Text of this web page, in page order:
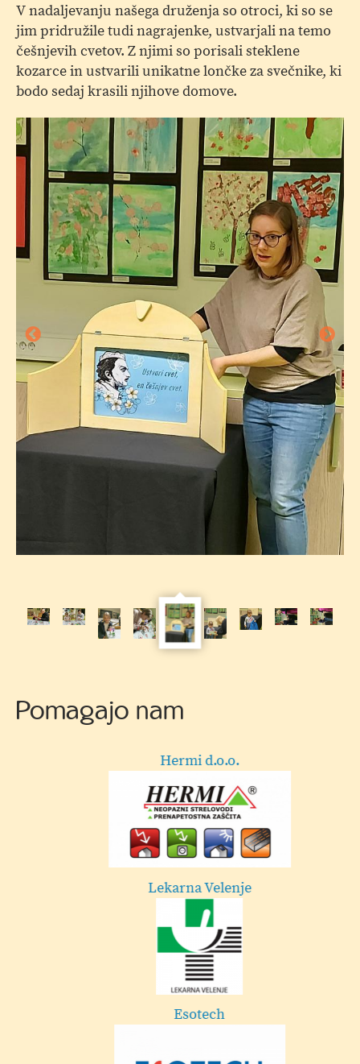
V nadaljevanju našega druženja so otroci, ki so se
jim pridružile tudi nagrajenke, ustvarjali na temo
češnjevih cvetov. Z njimi so porisali steklene
kozarce in ustvarili unikatne lončke za svečnike, ki
bodo sedaj krasili njihove domove.
Kajuh
Pomagajo nam
Hermi d.o.o.
Lekarna Velenje
Esotech